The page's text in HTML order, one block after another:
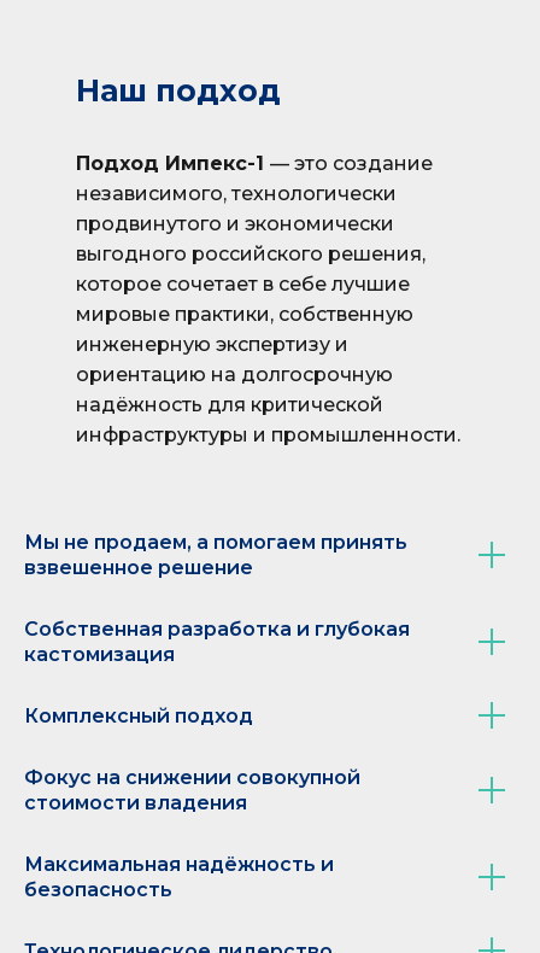
Наш подход
Подход Импекс-1 — это создание
независимого, технологически
продвинутого и экономически
выгодного российского решения,
которое сочетает в себе лучшие
мировые практики, собственную
инженерную экспертизу и
ориентацию на долгосрочную
надёжность для критической
инфраструктуры и промышленности.
Мы не продаем, а помогаем принять
взвешенное решение
Собственная разработка и глубокая
кастомизация
Комплексный подход
Фокус на снижении совокупной
стоимости владения
Максимальная надёжность и
безопасность
Крупнейшие промышленные